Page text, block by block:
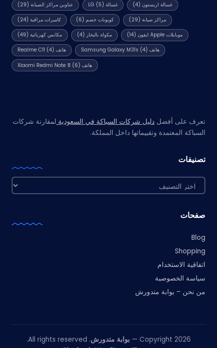
عناوين مراكز الصيانة(29) غسالة LG (5) غسالة اريستون (4)
كاميرات مراقبة(24) كوبونات خصم (6) مراكز صيانة (29)
مكانس كهربائية(49) مكواة بالبخار (4) موبايلات Apple ايفون (14)
هاتف Realme C11 (4) هاتف Samsung Galaxy M31s (4)
هاتف Xiaomi Redmi Note 8 (6)
تعرف على أفضل دليل شركات السباكة في السعودية لمقارنة شركات
السباكة المعتمدة وتقييماتها داخل المملكة.
تصنيفات
تصنيفات
صفحات
Blog
Shopping
اتفاقية الاستخدام
سياسة الخصوصية
من نحن – بوابة متدورش
Copyright 2026 — بوابة متدورش. All rights reserved.